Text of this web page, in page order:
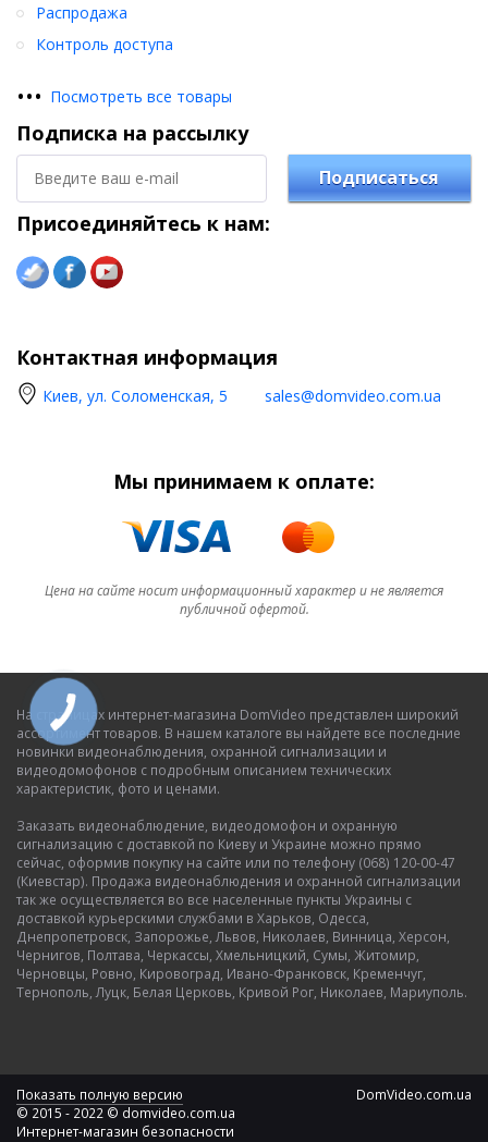
Распродажа
Контроль доступа
••• Посмотреть все товары
Подписка на рассылку
Подписаться
Присоединяйтесь к нам:
Контактная информация
Киев, ул. Соломенская, 5 sales@domvideo.com.ua
Мы принимаем к оплате:
Цена на сайте носит информационный характер и не является
публичной офертой.
На страницах интернет-магазина DomVideo представлен широкий
ассортимент товаров. В нашем каталоге вы найдете все последние
новинки видеонаблюдения, охранной сигнализации и
видеодомофонов с подробным описанием технических
характеристик, фото и ценами.
Заказать видеонаблюдение, видеодомофон и охранную
сигнализацию с доставкой по Киеву и Украине можно прямо
сейчас, оформив покупку на сайте или по телефону (068) 120-00-47
(Киевстар). Продажа видеонаблюдения и охранной сигнализации
так же осуществляется во все населенные пункты Украины с
доставкой курьерскими службами в Харьков, Одесса,
Днепропетровск, Запорожье, Львов, Николаев, Винница, Херсон,
Чернигов, Полтава, Черкассы, Хмельницкий, Сумы, Житомир,
Черновцы, Ровно, Кировоград, Ивано-Франковск, Кременчуг,
Тернополь, Луцк, Белая Церковь, Кривой Рог, Николаев, Мариуполь.
Показать полную версию
© 2015 - 2022 © domvideo.com.ua
Интернет-магазин безопасности
DomVideo.com.ua